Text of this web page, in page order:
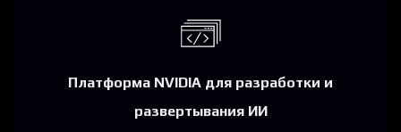
Платформа NVIDIA для разработки и
развертывания ИИ